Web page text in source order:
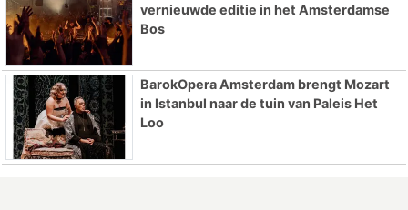
vernieuwde editie in het Amsterdamse
Bos
BarokOpera Amsterdam brengt Mozart
in Istanbul naar de tuin van Paleis Het
Loo